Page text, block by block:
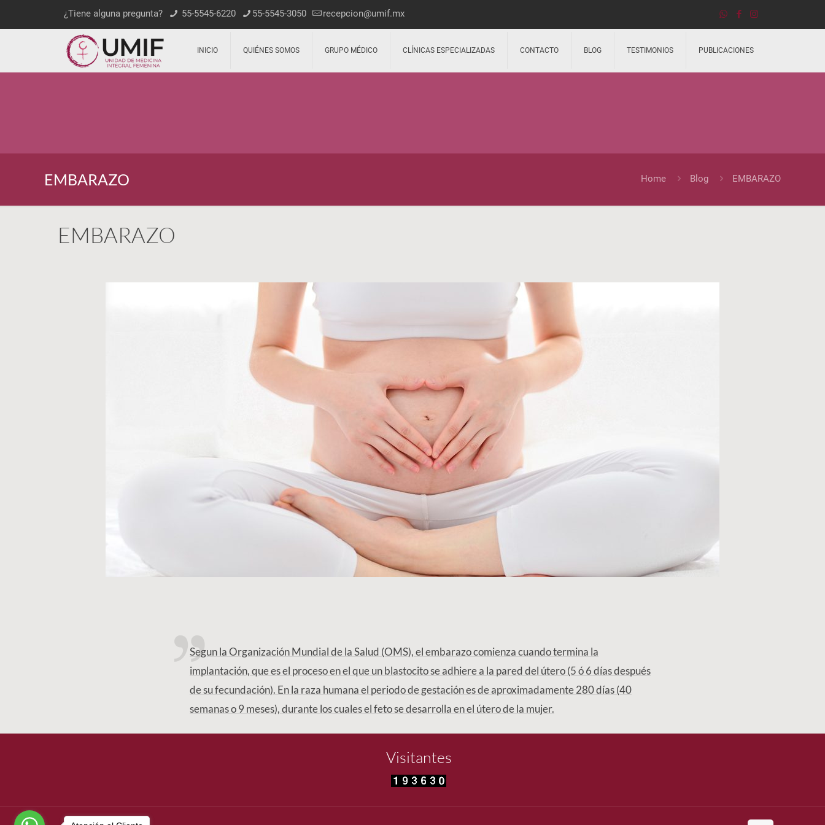
¿Tiene alguna pregunta? 55-5545-6220 55-5545-3050 recepcion@umif.mx
INICIO QUIÉNES SOMOS GRUPO MÉDICO CLÍNICAS ESPECIALIZADAS CONTACTO BLOG TESTIMONIOS PUBLICACIONES
EMBARAZO Home Blog EMBARAZO
EMBARAZO
Segun la Organización Mundial de la Salud (OMS), el embarazo comienza cuando termina la
implantación, que es el proceso en el que un blastocito se adhiere a la pared del útero (5 ó 6 días después
de su fecundación). En la raza humana el periodo de gestación es de aproximadamente 280 días (40
semanas o 9 meses), durante los cuales el feto se desarrolla en el útero de la mujer.
Visitantes